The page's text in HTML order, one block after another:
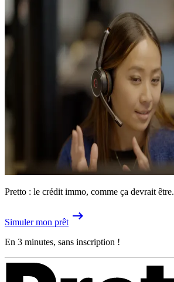
Pretto : le crédit immo, comme ça devrait être.
Simuler mon prêt
En 3 minutes, sans inscription !